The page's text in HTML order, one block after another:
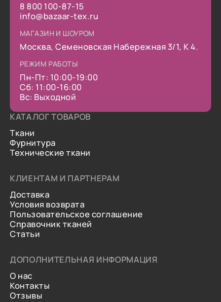
8 800 100-87-15
info@bazaar-tex.ru
МАГАЗИН И ШОУРОМ
Москва, Семеновская Набережная 3/1, К 4.
РЕЖИМ РАБОТЫ
Пн-Пт: 10:00-19:00
Сб: 11:00-16:00
Вс: Выходной
КАТАЛОГ ТОВАРОВ
Ткани
Фурнитура
Технические ткани
КЛИЕНТАМ И ПАРТНЕРАМ
Доставка
Условия возврата
Пользовательское соглашение
Справочник тканей
Статьи
ДОПОЛНИТЕЛЬНАЯ ИНФОРМАЦИЯ
О нас
Контакты
Отзывы